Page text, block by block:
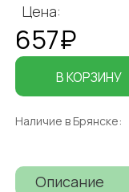
Цена:
657₽
В КОРЗИНУ
Наличие в Брянске:
Описание